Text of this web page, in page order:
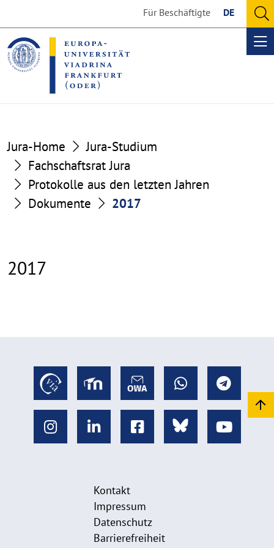
the
content
section
the
footer
section
Für Beschäftigte DE
Jura-Home
Jura-Studium
Fachschaftsrat Jura
Protokolle aus den letzten Jahren
Dokumente
2017
2017
Kontakt
Impressum
Datenschutz
Barrierefreiheit